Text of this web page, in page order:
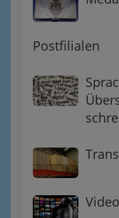
Postfilialen